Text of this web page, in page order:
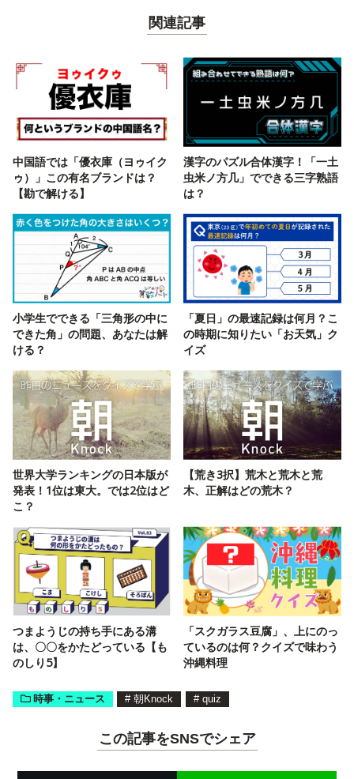
関連記事
中国語では「優衣庫（ヨゥイク
ゥ）」この有名ブランドは？
【勘で解ける】
漢字のパズル合体漢字！「一土
虫米ノ方几」でできる三字熟語
は？
小学生でできる「三角形の中に
できた角」の問題、あなたは解
ける？
「夏日」の最速記録は何月？こ
の時期に知りたい「お天気」ク
イズ
世界大学ランキングの日本版が
発表！1位は東大。では2位はど
こ？
【荒き3択】荒木と荒木と荒
木、正解はどの荒木？
つまようじの持ち手にある溝
は、〇〇をかたどっている【も
のしり5】
「スクガラス豆腐」、上にのっ
ているのは何？クイズで味わう
沖縄料理
時事・ニュース # 朝Knock # quiz
この記事をSNSでシェア